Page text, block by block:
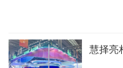
慧择亮